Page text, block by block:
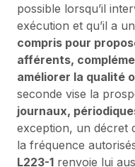
possible lorsqu’il
exécution et qu’il a
compris pour
afférents,
améliorer la qualité
seconde vise la
journaux,
exception, un décret
la fréquence
L223-1 renvoie lui